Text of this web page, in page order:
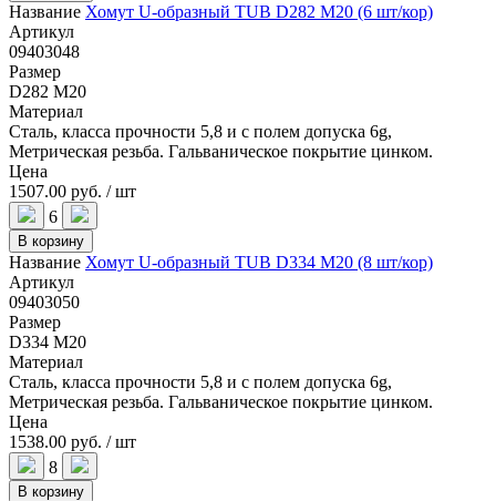
Название Хомут U-образный TUB D282 M20 (6 шт/кор)
Артикул
09403048
Размер
D282 M20
Материал
Сталь, класса прочности 5,8 и с полем допуска 6g,
Метрическая резьба. Гальваническое покрытие цинком.
Цена
1507.00 руб. / шт
6
В корзину
Название Хомут U-образный TUB D334 M20 (8 шт/кор)
Артикул
09403050
Размер
D334 M20
Материал
Сталь, класса прочности 5,8 и с полем допуска 6g,
Метрическая резьба. Гальваническое покрытие цинком.
Цена
1538.00 руб. / шт
8
В корзину